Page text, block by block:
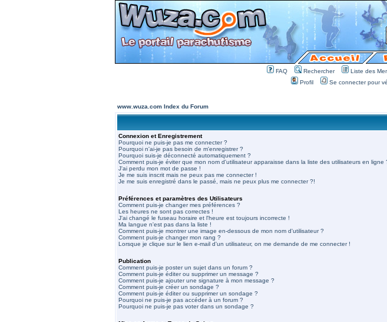
FAQ Rechercher Liste des
Profil
Se connecter pour
www.wuza.com Index du Forum
Connexion et Enregistrement
Pourquoi ne puis-je pas me connecter ?
Pourquoi n'ai-je pas besoin de m'enregistrer ?
Pourquoi suis-je déconnecté automatiquement ?
Comment puis-je éviter que mon nom d'utilisateur apparaisse dans la liste des utilisateurs en ligne
J'ai perdu mon mot de passe !
Je me suis inscrit mais ne peux pas me connecter !
Je me suis enregistré dans le passé, mais ne peux plus me connecter ?!
Préférences et paramètres des Utilisateurs
Comment puis-je changer mes préférences ?
Les heures ne sont pas correctes !
J'ai changé le fuseau horaire et l'heure est toujours incorrecte !
Ma langue n'est pas dans la liste !
Comment puis-je montrer une image en-dessous de mon nom d'utilisateur ?
Comment puis-je changer mon rang ?
Lorsque je clique sur le lien e-mail d'un utilisateur, on me demande de me connecter !
Publication
Comment puis-je poster un sujet dans un forum ?
Comment puis-je éditer ou supprimer un message ?
Comment puis-je ajouter une signature à mon message ?
Comment puis-je créer un sondage ?
Comment puis-je éditer ou supprimer un sondage ?
Pourquoi ne puis-je pas accéder à un forum ?
Pourquoi ne puis-je pas voter dans un sondage ?